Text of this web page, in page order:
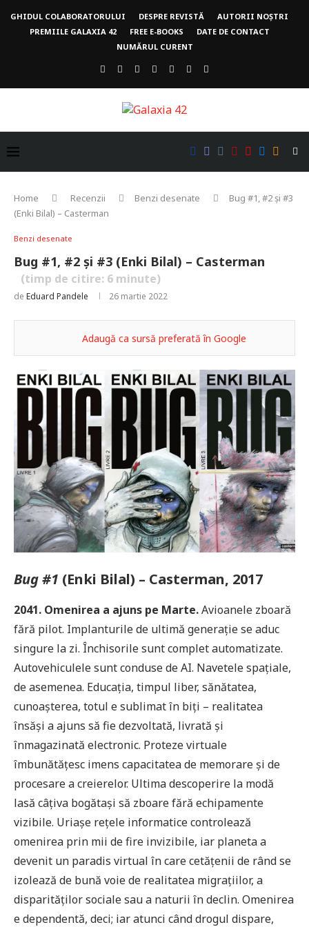
GHIDUL COLABORATORULUI DESPRE REVISTĂ
AUTORII NOȘTRI
PREMIILE GALAXIA 42
FREE E-BOOKS
DATE DE CONTACT
NUMĂRUL CURENT
Home Recenzii Benzi desenate
Bug #1, #2 și #3
(Enki Bilal) – Casterman
Benzi desenate
Bug #1, #2 și #3 (Enki Bilal) – Casterman
(timp de citire: 6 minute)
de Eduard Pandele 26 martie 2022
Adaugă ca sursă preferată în Google
Bug #1 (Enki Bilal) – Casterman, 2017
2041. Omenirea a ajuns pe Marte.Avioanele zboară
fără pilot. Implanturile de ultimă generație se aduc
singure la zi. Închisorile sunt complet automatizate.
Autovehiculele sunt conduse de AI. Navetele spațiale,
de asemenea. Educația, timpul liber, sănătatea,
cunoașterea, totul e sublimat în biți – realitatea
însăși a ajuns să fie dezvoltată, livrată și
înmagazinată electronic. Proteze virtuale
îmbunătățesc imens capacitatea de memorare și de
procesare a creierelor. Ultima descoperire la modă
lasă câțiva bogătași să zboare fără echipamente
vizibile. Uriașe rețele informatice controlează
omenirea prin mii de fire invizibile, iar planeta a
devenit un paradis virtual în care cetățenii de rând se
izolează de bună voie de realitatea migrațiilor, a
disparităților sociale sau a naturii în declin. Omenirea
e dependentă, deci; iar atunci când drogul dispare,